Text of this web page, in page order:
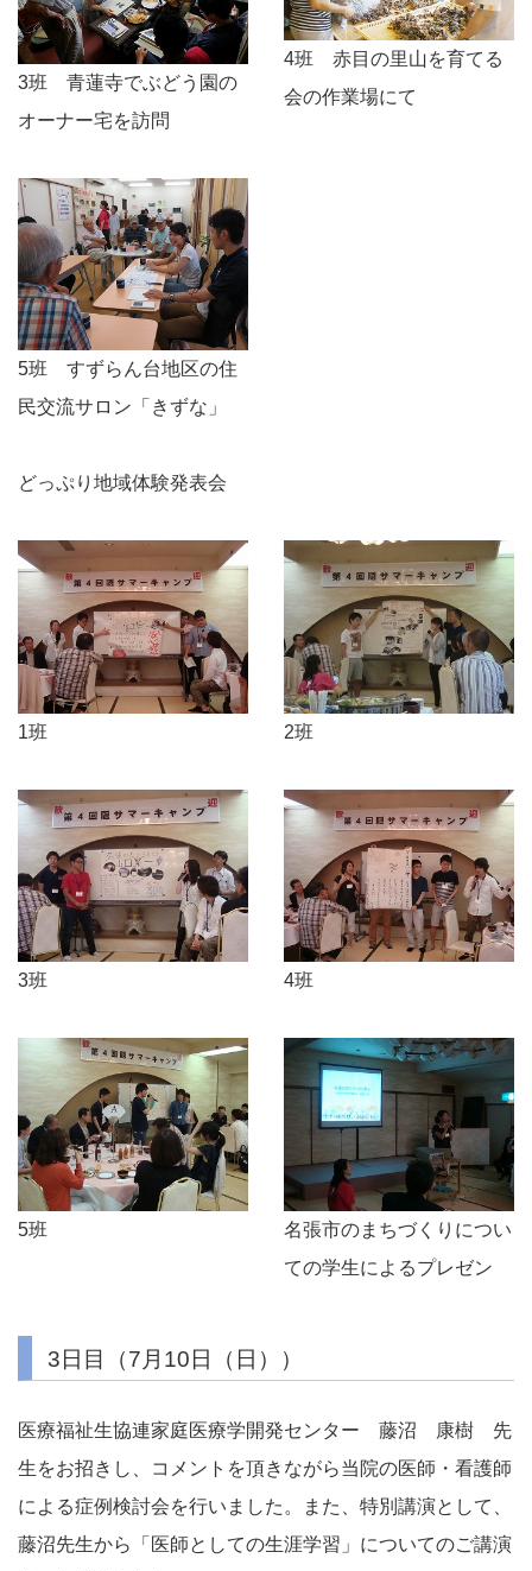
3班 青蓮寺でぶどう園の
オーナー宅を訪問
4班 赤目の里山を育てる
会の作業場にて
5班 すずらん台地区の住
民交流サロン「きずな」
どっぷり地域体験発表会
1班 2班
3班 4班
5班
名張市のまちづくりについ
ての学生によるプレゼン
3日目（7月10日（日））
医療福祉生協連家庭医療学開発センター 藤沼 康樹 先
生をお招きし、コメントを頂きながら当院の医師・看護師
による症例検討会を行いました。また、特別講演として、
藤沼先生から「医師としての生涯学習」についてのご講演